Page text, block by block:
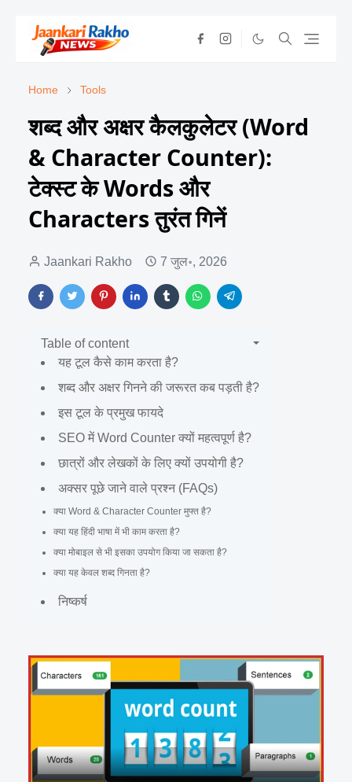
Home Tools
शब्द और अक्षर कैलकुलेटर (Word
& Character Counter):
टेक्स्ट के Words और
Characters तुरंत गिनें
Jaankari Rakho 7 जुल॰, 2026
Table of content
यह टूल कैसे काम करता है?
शब्द और अक्षर गिनने की जरूरत कब पड़ती है?
इस टूल के प्रमुख फायदे
SEO में Word Counter क्यों महत्वपूर्ण है?
छात्रों और लेखकों के लिए क्यों उपयोगी है?
अक्सर पूछे जाने वाले प्रश्न (FAQs)
क्या Word & Character Counter मुफ्त है?
क्या यह हिंदी भाषा में भी काम करता है?
क्या मोबाइल से भी इसका उपयोग किया जा सकता है?
क्या यह केवल शब्द गिनता है?
निष्कर्ष